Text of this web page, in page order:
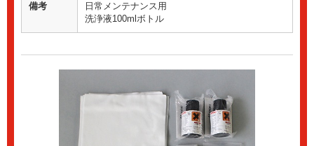
備考
日常メンテナンス用
洗浄液100mlボトル